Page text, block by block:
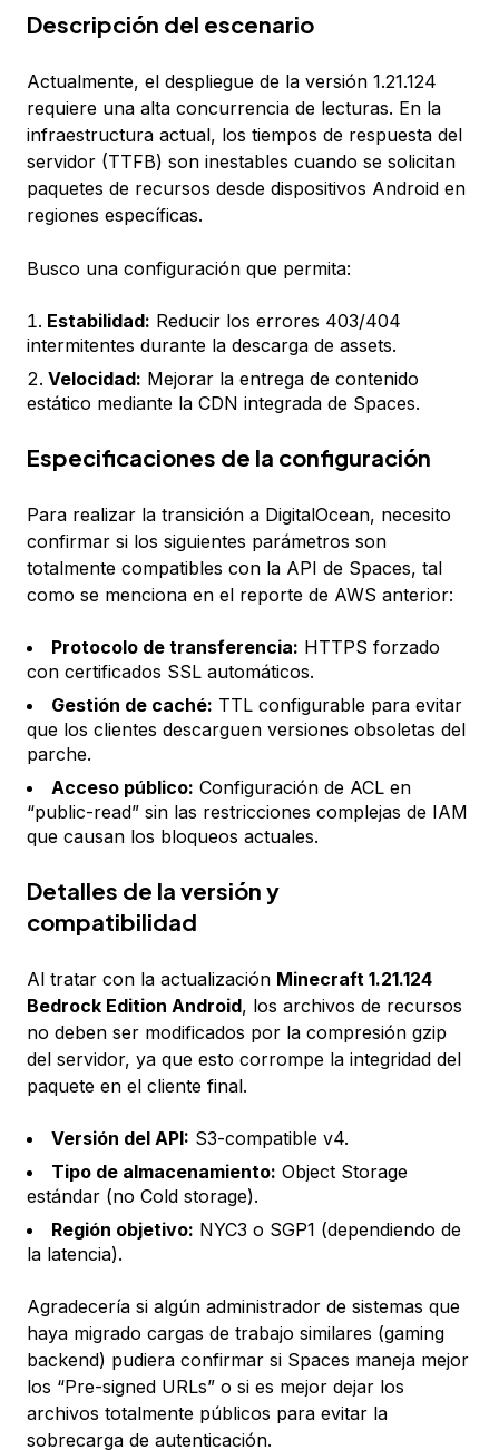
Descripción del escenario
Actualmente, el despliegue de la versión 1.21.124
requiere una alta concurrencia de lecturas. En la
infraestructura actual, los tiempos de respuesta del
servidor (TTFB) son inestables cuando se solicitan
paquetes de recursos desde dispositivos Android en
regiones específicas.
Busco una configuración que permita:
Estabilidad: Reducir los errores 403/404
intermitentes durante la descarga de assets.
Velocidad: Mejorar la entrega de contenido
estático mediante la CDN integrada de Spaces.
Especificaciones de la configuración
Para realizar la transición a DigitalOcean, necesito
confirmar si los siguientes parámetros son
totalmente compatibles con la API de Spaces, tal
como se menciona en el reporte de AWS anterior:
Protocolo de transferencia: HTTPS forzado
con certificados SSL automáticos.
Gestión de caché: TTL configurable para evitar
que los clientes descarguen versiones obsoletas del
parche.
Acceso público: Configuración de ACL en
“public-read” sin las restricciones complejas de IAM
que causan los bloqueos actuales.
Detalles de la versión y
compatibilidad
Al tratar con la actualización Minecraft 1.21.124
Bedrock Edition Android, los archivos de recursos
no deben ser modificados por la compresión gzip
del servidor, ya que esto corrompe la integridad del
paquete en el cliente final.
Versión del API: S3-compatible v4.
Tipo de almacenamiento: Object Storage
estándar (no Cold storage).
Región objetivo: NYC3 o SGP1 (dependiendo de
la latencia).
Agradecería si algún administrador de sistemas que
haya migrado cargas de trabajo similares (gaming
backend) pudiera confirmar si Spaces maneja mejor
los “Pre-signed URLs” o si es mejor dejar los
archivos totalmente públicos para evitar la
sobrecarga de autenticación.